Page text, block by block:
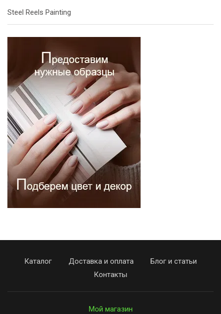
Steel Reels Painting
Каталог Доставка и оплата
Блог и статьи
Контакты
Мой магазин